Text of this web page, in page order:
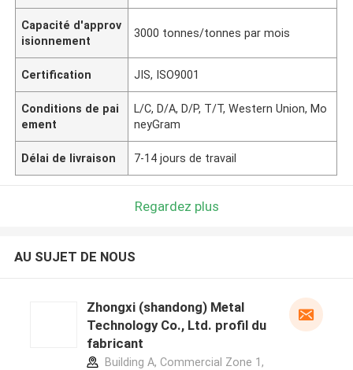
Capacité d'approv
isionnement
3000 tonnes/tonnes par mois
Certification JIS, ISO9001
Conditions de pai
ement
L/C, D/A, D/P, T/T, Western Union, Mo
neyGram
Délai de livraison 7-14 jours de travail
Regardez plus
AU SUJET DE NOUS
Zhongxi (shandong) Metal
Technology Co., Ltd. profil du
fabricant
Building A, Commercial Zone 1,